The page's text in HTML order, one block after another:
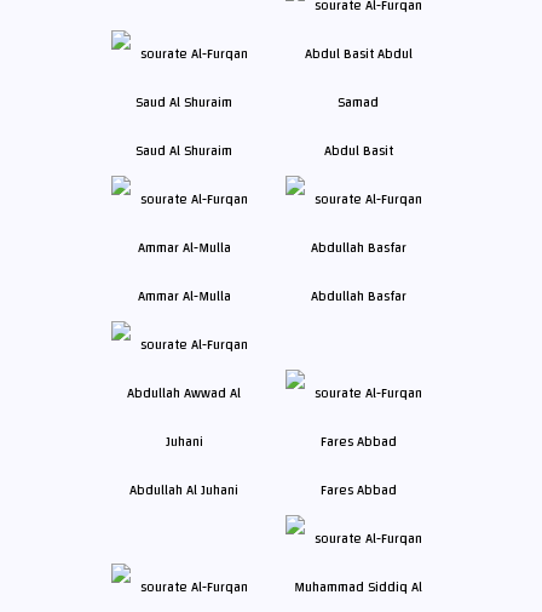
Saud Al Shuraim Abdul Basit
Ammar Al-Mulla Abdullah Basfar
Abdullah Al Juhani Fares Abbad